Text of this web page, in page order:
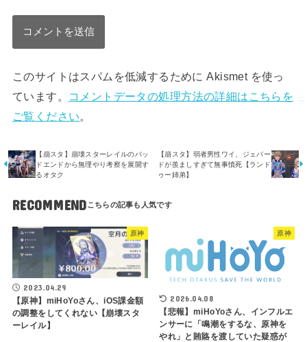
このサイトはスパムを低減するために Akismet を使っ
ています。
コメントデータの処理方法の詳細はこちらを
ご覧ください。
【崩スタ】崩壊スターレイルのバッ
ドエンドから無理やり考察を展開す
るオタク
【崩スタ】弱者男性ワイ、ジェパー
ドが羨ましすぎて無事憤死【ランド
ゥー姉弟】
RECOMMEND
原神
2023.04.29
【原神】miHoYoさん、iOS課金額
の調整をしてくれない【崩壊スタ
ーレイル】
原神
2026.04.08
【悲報】miHoYoさん、インフルエ
ンサーに「鳴潮をするな、原神を
やれ」と賄賂を渡していた疑惑が